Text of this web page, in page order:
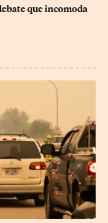
que incomoda